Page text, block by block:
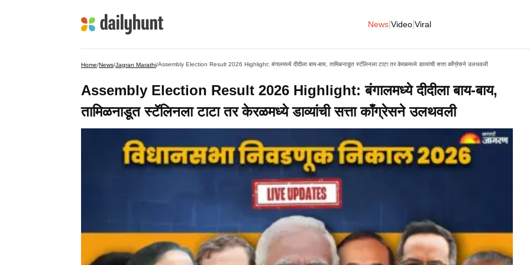
News Video Viral
Home/News/Jagran Marathi/Assembly Election Result 2026 Highlight: बंगालमध्ये दीदीला बाय-बाय, तामिळनाडूत स्टॅलिनला टाटा तर केरळमध्ये डाव्यांची सत्ता काँग्रेसने उलथवली
Assembly Election Result 2026 Highlight: बंगालमध्ये दीदीला बाय-बाय,
तामिळनाडूत स्टॅलिनला टाटा तर केरळमध्ये डाव्यांची सत्ता काँग्रेसने उलथवली